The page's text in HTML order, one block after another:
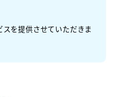
を提供させていただきま